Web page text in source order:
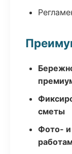
сметы
Фото- и